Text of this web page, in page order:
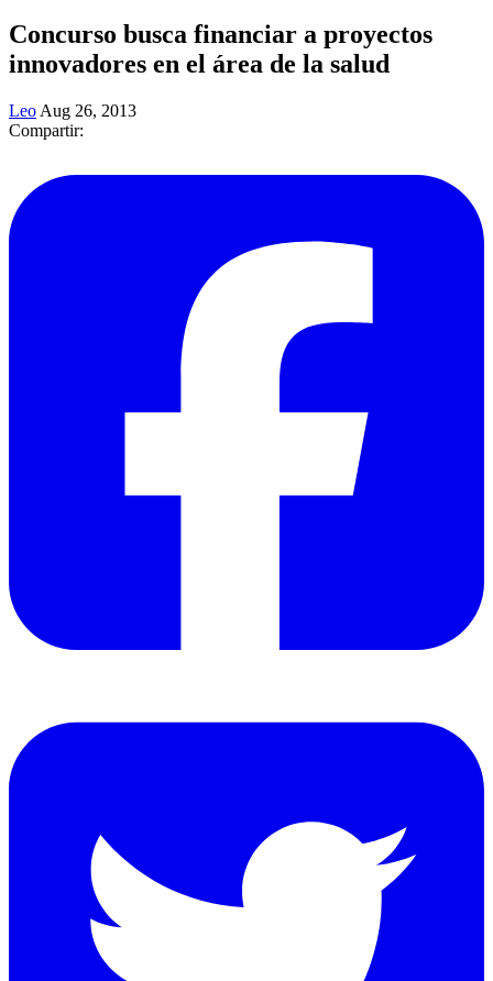
Concurso busca financiar a proyectos
innovadores en el área de la salud
Leo Aug 26, 2013
Compartir: